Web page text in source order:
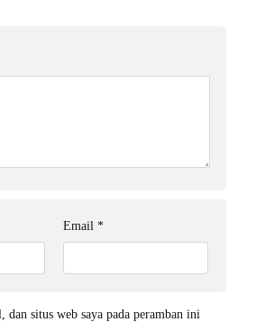
Email *
dan situs web saya pada peramban ini